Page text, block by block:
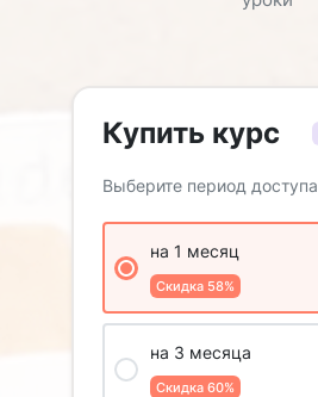
Купить курс
Выберите период доступа
на 1 месяц
Скидка 58%
на 3 месяца
Скидка 60%